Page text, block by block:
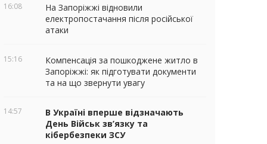
16:08
На Запоріжжі відновили
електропостачання після російської
атаки
15:16
Компенсація за пошкоджене житло в
Запоріжжі: як підготувати документи
та на що звернути увагу
14:57
В Україні вперше відзначають
День Військ зв’язку та
кібербезпеки ЗСУ